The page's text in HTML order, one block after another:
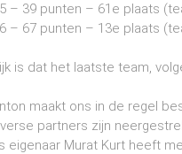
– 39 punten – 61e plaats
– 67 punten – 13e plaats
is dat het laatste team,
maakt ons in de regel
partners zijn
eigenaar Murat Kurt heeft